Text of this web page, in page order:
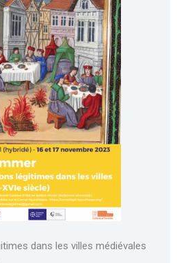
dans les villes médiévales